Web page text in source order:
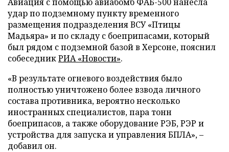
удар по подземному пункту временного
размещения подразделения ВСУ «Птицы
Мадьяра» и по складу с боеприпасами, который
был рядом с подземной базой в Херсоне, пояснил
собеседникРИА «Новости».
«В результате огневого воздействия было
полностью уничтожено более взвода личного
состава противника, вероятно несколько
иностранных специалистов, пара тонн
боеприпасов, а также оборудование РЭБ, РЭР и
устройства для запуска и управления БПЛА», –
добавил он.